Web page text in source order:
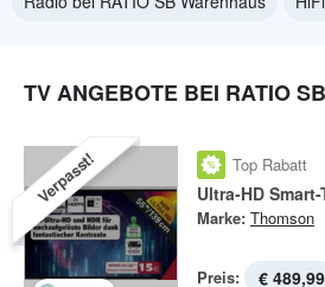
TV ANGEBOTE BEI RATIO
Verpasst! Top Rabatt
Ultra-HD
Marke: Thomson
Preis: € 489,99